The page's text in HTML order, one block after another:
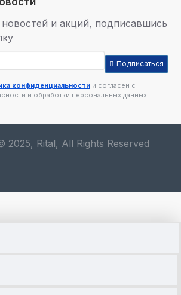
новостей и акций, подписавшись
Подписаться
конфиденциальности и согласен с
и обработки персональных данных
2025, Rital, All Rights Reserved